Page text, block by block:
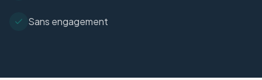
Sans engagement